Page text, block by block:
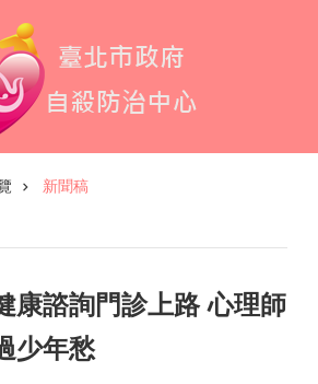
新聞稿
康諮詢門診上路 心理師
少年愁